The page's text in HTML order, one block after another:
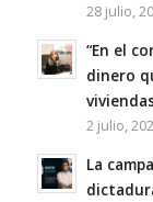
28 julio,
“En el
dinero
2 julio,
La